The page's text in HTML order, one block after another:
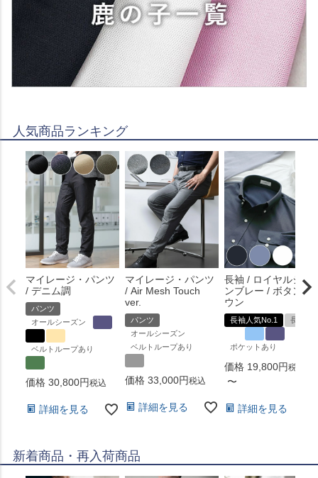
人気商品ランキング
マイレージ・パンツ
/ デニム調
パンツ
オールシーズン
ベルトループあり
価格 30,800 税込
詳細を見る
マイレージ・パンツ
/ Air Mesh Touch
ver.
パンツ
オールシーズン
ベルトループあり
価格 33,000 税込
詳細を見る
長袖 / ロイヤルシャ
ンブレー / ボタンダ
ウン
長袖人気No.1 長袖
ポケットあり
価格 19,800 税込
〜
詳細を見る
新着商品・再入荷商品